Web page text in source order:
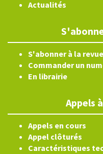
Actualités
S'abonner à la revue
Commander un
En librairie
Appels
Appels en cours
Appel clôturés
Caractéristiques